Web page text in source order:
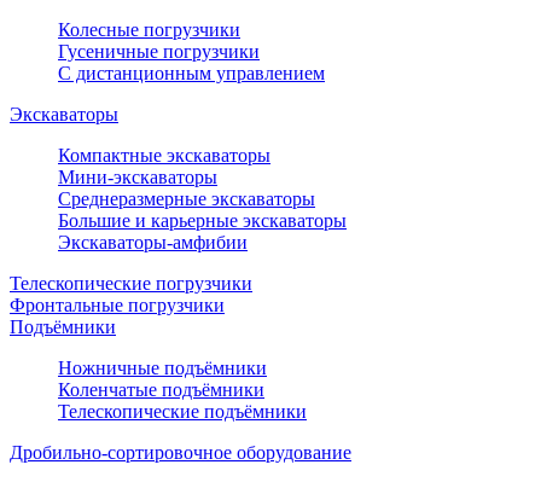
Колесные погрузчики
Гусеничные погрузчики
С дистанционным управлением
Экскаваторы
Компактные экскаваторы
Мини-экскаваторы
Среднеразмерные экскаваторы
Большие и карьерные экскаваторы
Экскаваторы-амфибии
Телескопические погрузчики
Фронтальные погрузчики
Подъёмники
Ножничные подъёмники
Коленчатые подъёмники
Телескопические подъёмники
Дробильно-сортировочное оборудование